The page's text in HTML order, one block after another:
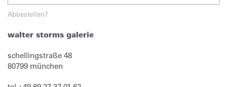
Abbestellen?
walter storms galerie
schellingstraße 48
80799 münchen